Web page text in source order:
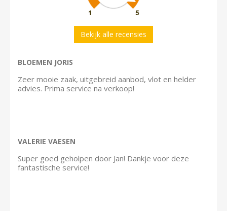
Bekijk alle recensies
BLOEMEN JORIS
Zeer mooie zaak, uitgebreid aanbod, vlot en helder
advies. Prima service na verkoop!
VALERIE VAESEN
Super goed geholpen door Jan! Dankje voor deze
fantastische service!